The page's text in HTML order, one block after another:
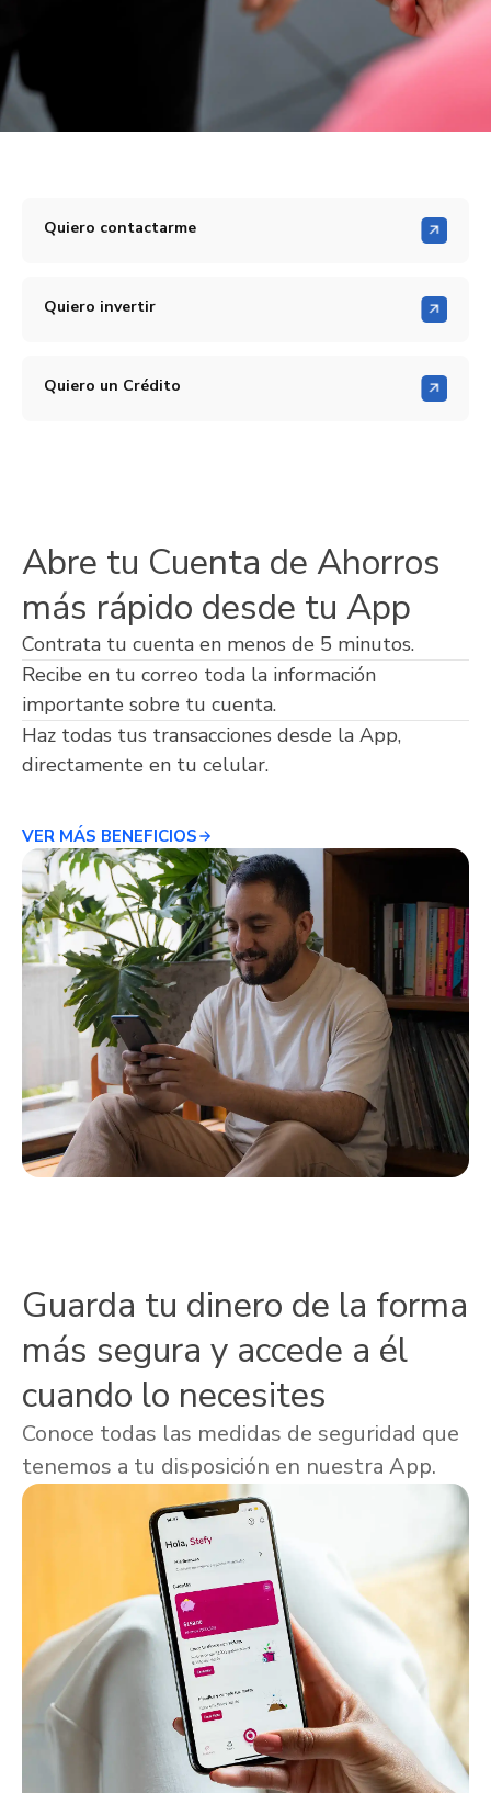
Quiero contactarme
Quiero invertir
Quiero un Crédito
Abre tu Cuenta de Ahorros
más rápido desde tu App
Contrata tu cuenta en menos de 5 minutos.
Recibe en tu correo toda la información
importante sobre tu cuenta.
Haz todas tus transacciones desde la App,
directamente en tu celular.
VER MÁS BENEFICIOS
Guarda tu dinero de la forma
más segura y accede a él
cuando lo necesites
Conoce todas las medidas de seguridad que
tenemos a tu disposición en nuestra App.